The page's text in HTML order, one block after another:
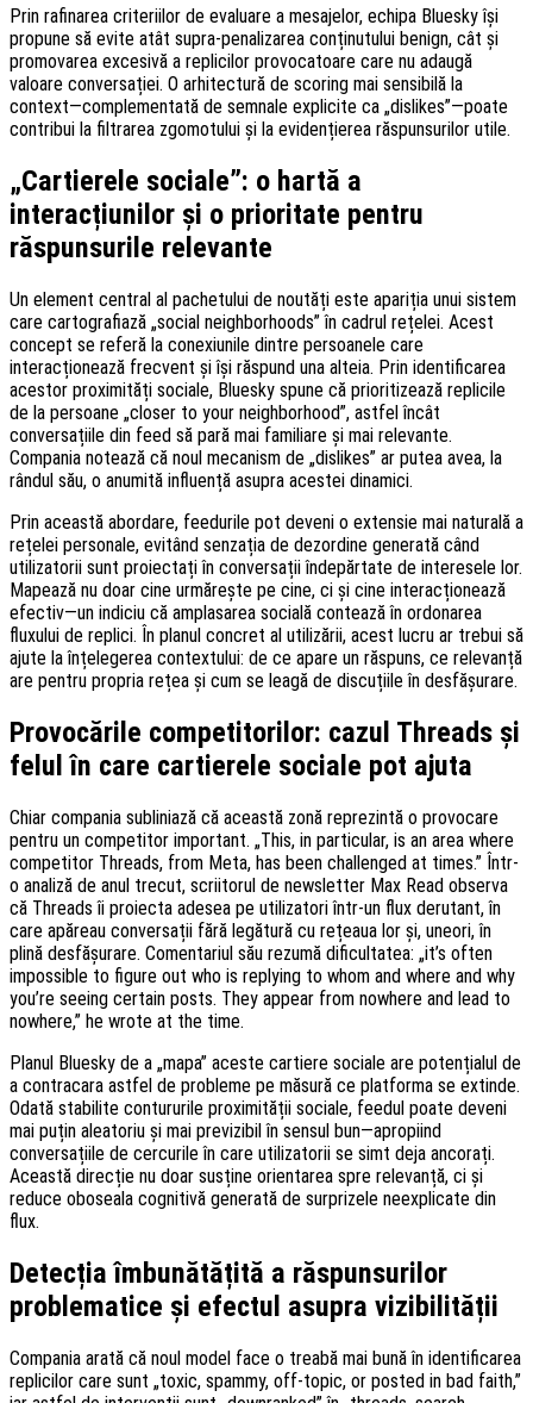
Prin rafinarea criteriilor de evaluare a mesajelor, echipa Bluesky își
propune să evite atât supra-penalizarea conținutului benign, cât și
promovarea excesivă a replicilor provocatoare care nu adaugă
valoare conversației. O arhitectură de scoring mai sensibilă la
context—complementată de semnale explicite ca „dislikes”—poate
contribui la filtrarea zgomotului și la evidențierea răspunsurilor utile.
„Cartierele sociale”: o hartă a
interacțiunilor și o prioritate pentru
răspunsurile relevante
Un element central al pachetului de noutăți este apariția unui sistem
care cartografiază „social neighborhoods” în cadrul rețelei. Acest
concept se referă la conexiunile dintre persoanele care
interacționează frecvent și își răspund una alteia. Prin identificarea
acestor proximități sociale, Bluesky spune că prioritizează replicile
de la persoane „closer to your neighborhood”, astfel încât
conversațiile din feed să pară mai familiare și mai relevante.
Compania notează că noul mecanism de „dislikes” ar putea avea, la
rândul său, o anumită influență asupra acestei dinamici.
Prin această abordare, feedurile pot deveni o extensie mai naturală a
rețelei personale, evitând senzația de dezordine generată când
utilizatorii sunt proiectați în conversații îndepărtate de interesele lor.
Mapează nu doar cine urmărește pe cine, ci și cine interacționează
efectiv—un indiciu că amplasarea socială contează în ordonarea
fluxului de replici. În planul concret al utilizării, acest lucru ar trebui să
ajute la înțelegerea contextului: de ce apare un răspuns, ce relevanță
are pentru propria rețea și cum se leagă de discuțiile în desfășurare.
Provocările competitorilor: cazul Threads și
felul în care cartierele sociale pot ajuta
Chiar compania subliniază că această zonă reprezintă o provocare
pentru un competitor important. „This, in particular, is an area where
competitor Threads, from Meta, has been challenged at times.” Într-
o analiză de anul trecut, scriitorul de newsletter Max Read observa
că Threads îi proiecta adesea pe utilizatori într-un flux derutant, în
care apăreau conversații fără legătură cu rețeaua lor și, uneori, în
plină desfășurare. Comentariul său rezumă dificultatea: „it’s often
impossible to figure out who is replying to whom and where and why
you’re seeing certain posts. They appear from nowhere and lead to
nowhere,” he wrote at the time.
Planul Bluesky de a „mapa” aceste cartiere sociale are potențialul de
a contracara astfel de probleme pe măsură ce platforma se extinde.
Odată stabilite contururile proximității sociale, feedul poate deveni
mai puțin aleatoriu și mai previzibil în sensul bun—apropiind
conversațiile de cercurile în care utilizatorii se simt deja ancorați.
Această direcție nu doar susține orientarea spre relevanță, ci și
reduce oboseala cognitivă generată de surprizele neexplicate din
flux.
Detecția îmbunătățită a răspunsurilor
problematice și efectul asupra vizibilității
Compania arată că noul model face o treabă mai bună în identificarea
replicilor care sunt „toxic, spammy, off-topic, or posted in bad faith,”